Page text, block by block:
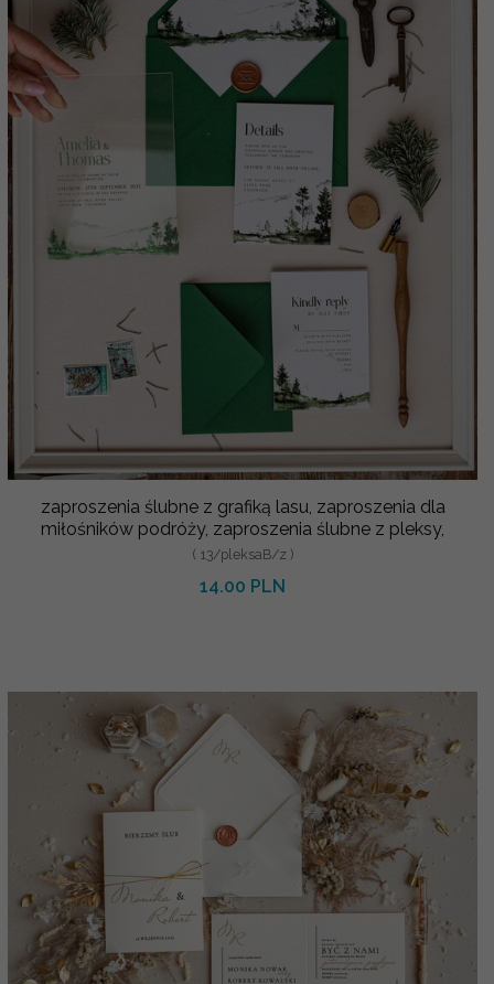
zaproszenia ślubne z grafiką lasu, zaproszenia dla
miłośników podróży, zaproszenia ślubne z pleksy,
( 13/pleksaB/z )
14.00 PLN